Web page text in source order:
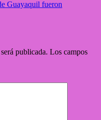
Guayaquil fueron
publicada. Los campos